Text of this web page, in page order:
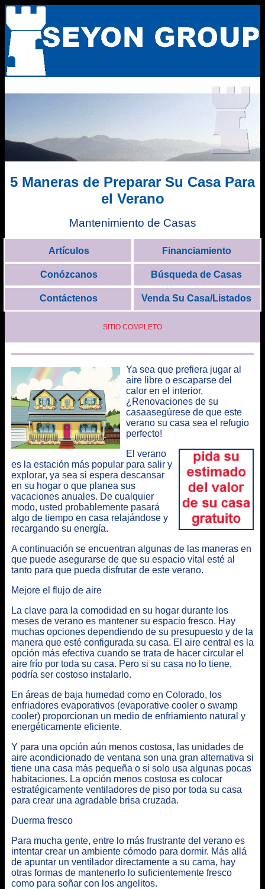
5 Maneras de Preparar Su Casa Para
el Verano
Mantenimiento de Casas
Artículos Financiamiento
Conózcanos Búsqueda de Casas
Contáctenos Venda Su Casa/Listados
SITIO COMPLETO
Ya sea que prefiera jugar al
aire libre o escaparse del
calor en el interior,
¿ Renovaciones de su
casaasegúrese de que este
verano su casa sea el refugio
perfecto!
El verano
es la estación más popular para salir y
explorar, ya sea si espera descansar
en su hogar o que planea sus
vacaciones anuales. De cualquier
modo, usted probablemente pasará
algo de tiempo en casa relajándose y
recargando su energía.
A continuación se encuentran algunas de las maneras en
que puede asegurarse de que su espacio vital esté al
tanto para que pueda disfrutar de este verano.
Mejore el flujo de aire
La clave para la comodidad en su hogar durante los
meses de verano es mantener su espacio fresco. Hay
muchas opciones dependiendo de su presupuesto y de la
manera que esté configurada su casa. El aire central es la
opción más efectiva cuando se trata de hacer circular el
aire frío por toda su casa. Pero si su casa no lo tiene,
podría ser costoso instalarlo.
En áreas de baja humedad como en Colorado, los
enfriadores evaporativos (evaporative cooler o swamp
cooler) proporcionan un medio de enfriamiento natural y
energéticamente eficiente.
Y para una opción aún menos costosa, las unidades de
aire acondicionado de ventana son una gran alternativa si
tiene una casa más pequeña o si solo usa algunas pocas
habitaciones. La opción menos costosa es colocar
estratégicamente ventiladores de piso por toda su casa
para crear una agradable brisa cruzada.
Duerma fresco
Para mucha gente, entre lo más frustrante del verano es
intentar crear un ambiente cómodo para dormir. Más allá
de apuntar un ventilador directamente a su cama, hay
otras formas de mantenerlo lo suficientemente fresco
como para soñar con los angelitos.